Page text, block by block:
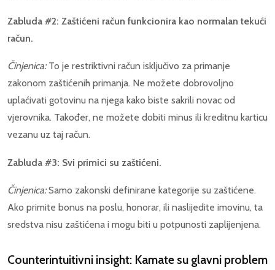
Zabluda #2: Zaštićeni račun funkcionira kao normalan tekući
račun.
Činjenica:To je restriktivni račun isključivo za primanje
zakonom zaštićenih primanja. Ne možete dobrovoljno
uplaćivati gotovinu na njega kako biste sakrili novac od
vjerovnika. Također, ne možete dobiti minus ili kreditnu karticu
vezanu uz taj račun.
Zabluda #3: Svi primici su zaštićeni.
Činjenica:Samo zakonski definirane kategorije su zaštićene.
Ako primite bonus na poslu, honorar, ili naslijedite imovinu, ta
sredstva nisu zaštićena i mogu biti u potpunosti zaplijenjena.
Counterintuitivni insight: Kamate su glavni problem